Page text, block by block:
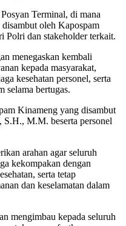
Terminal, di mana
oleh Kapospam
Polri dan stakeholder terkait.
menegaskan kembali
kepada masyarakat,
kesehatan personel, serta
selama bertugas.
Kinameng yang disambut
M.M. beserta personel
arahan agar seluruh
kekompakan dengan
serta tetap
dan keselamatan dalam
mengimbau kepada seluruh